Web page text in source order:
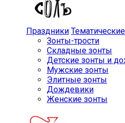
Праздники
Зонты-трости
Складные зонты
Детские зонты и
Мужские зонты
Элитные зонты
Дождевики
Женские зонты